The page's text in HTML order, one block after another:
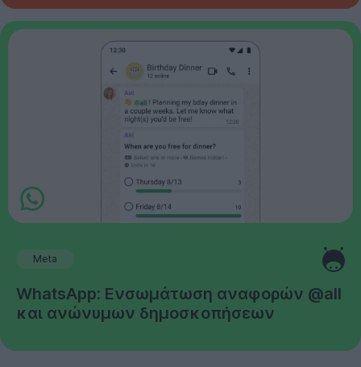
Meta
WhatsApp: Ενσωμάτωση αναφορών @all
και ανώνυμων δημοσκοπήσεων